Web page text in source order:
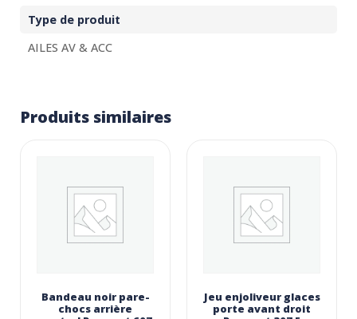
Type de produit
AILES AV & ACC
Produits similaires
Bandeau noir pare-
chocs arrière
Jeu enjoliveur glaces
porte avant droit